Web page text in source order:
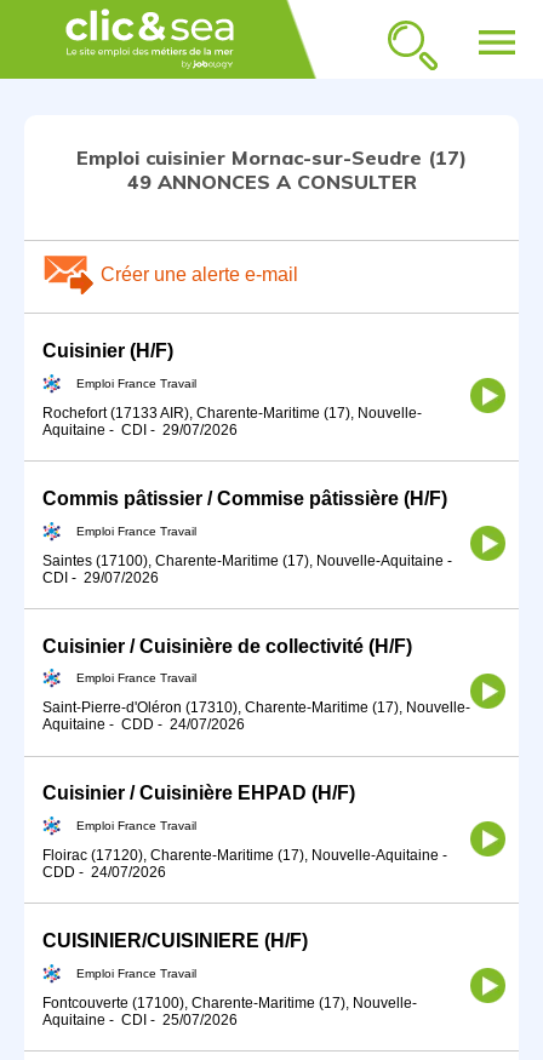
menu
Emploi cuisinier Mornac-sur-Seudre (17)
49 ANNONCES A CONSULTER
Créer une alerte e-mail
Cuisinier (H/F)
Emploi France Travail
Rochefort (17133 AIR), Charente-Maritime (17), Nouvelle-
Aquitaine - CDI - 29/07/2026
Commis pâtissier / Commise pâtissière (H/F)
Emploi France Travail
Saintes (17100), Charente-Maritime (17), Nouvelle-Aquitaine -
CDI - 29/07/2026
Cuisinier / Cuisinière de collectivité (H/F)
Emploi France Travail
Saint-Pierre-d'Oléron (17310), Charente-Maritime (17), Nouvelle-
Aquitaine - CDD - 24/07/2026
Cuisinier / Cuisinière EHPAD (H/F)
Emploi France Travail
Floirac (17120), Charente-Maritime (17), Nouvelle-Aquitaine -
CDD - 24/07/2026
CUISINIER/CUISINIERE (H/F)
Emploi France Travail
Fontcouverte (17100), Charente-Maritime (17), Nouvelle-
Aquitaine - CDI - 25/07/2026